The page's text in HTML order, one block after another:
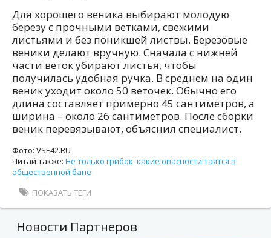
Для хорошего веника выбирают молодую
березу с прочными ветками, свежими
листьями и без поникшей листвы. Березовые
веники делают вручную. Сначала с нижней
части веток убирают листья, чтобы
получилась удобная ручка. В среднем на один
веник уходит около 50 веточек. Обычно его
длина составляет примерно 45 сантиметров, а
ширина – около 26 сантиметров. После сборки
веник перевязывают, объяснил специалист.
Фото: VSE42.RU
Читай также: Не только грибок: какие опасности таятся в
общественной бане
ПОКАЗАТЬ ТЕГИ
Новости Партнеров